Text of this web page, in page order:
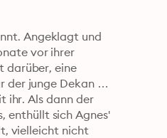
Angeklagt und
vor ihrer
darüber, eine
der junge Dekan
ihr. Als dann der
enthüllt sich Agnes'
vielleicht nicht